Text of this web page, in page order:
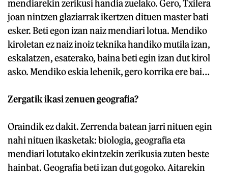
mendiarekin zerikusi handia zuelako. Gero, Txilera
joan nintzen glaziarrak ikertzen dituen master bati
esker. Beti egon izan naiz mendiari lotua. Mendiko
kiroletan ez naiz inoiz teknika handiko mutila izan,
eskalatzen, esaterako, baina beti egin izan dut kirol
asko. Mendiko eskia lehenik, gero korrika ere bai…
Zergatik ikasi zenuen geografia?
Oraindik ez dakit. Zerrenda batean jarri nituen egin
nahi nituen ikasketak: biologia, geografia eta
mendiari lotutako ekintzekin zerikusia zuten beste
hainbat. Geografia beti izan dut gogoko. Aitarekin